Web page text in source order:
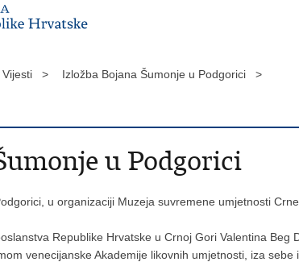
Vijesti > Izložba Bojana Šumonje u Podgorici >
u Podgorici
u organizaciji Muzeja suvremene umjetnosti
Republike Hrvatske u Crnoj Gori Valentina
venecijanske Akademije likovnih umjetnosti, iza